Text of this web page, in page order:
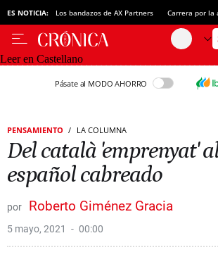
ES NOTICIA: Los bandazos de AX Partners Carrera por la
Leer en Castellano
Pásate al MODO AHORRO
PENSAMIENTO LA COLUMNA
Del català 'emprenyat'
español cabreado
Roberto Giménez Gracia
5 mayo, 2021 00:00